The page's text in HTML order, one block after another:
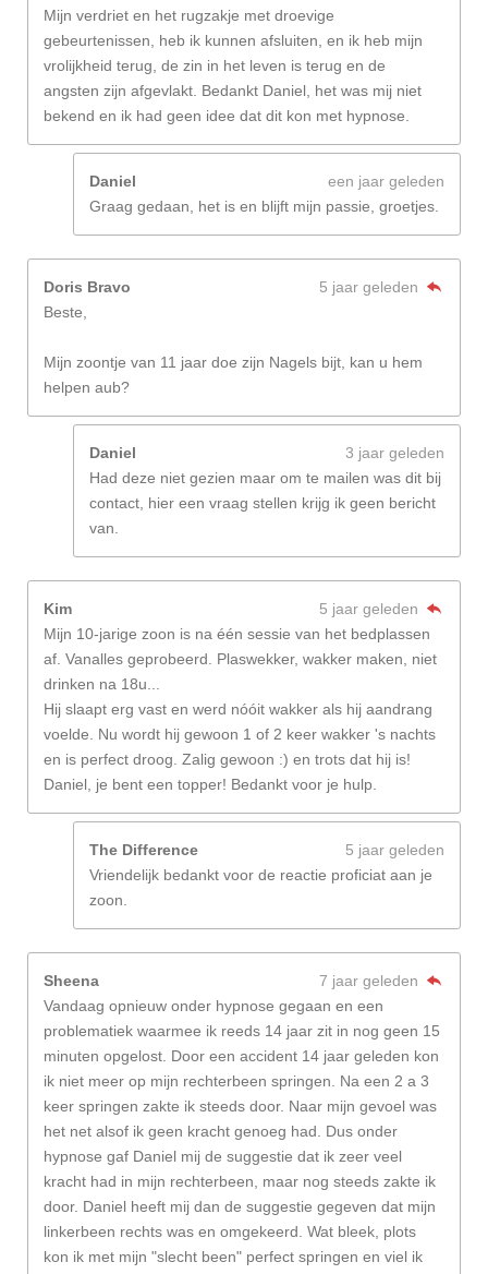
Mijn verdriet en het rugzakje met droevige
gebeurtenissen, heb ik kunnen afsluiten, en ik heb mijn
vrolijkheid terug, de zin in het leven is terug en de
angsten zijn afgevlakt. Bedankt Daniel, het was mij niet
bekend en ik had geen idee dat dit kon met hypnose.
Daniel
een jaar geleden
Graag gedaan, het is en blijft mijn passie, groetjes.
Doris Bravo
5 jaar geleden
Beste,
Mijn zoontje van 11 jaar doe zijn Nagels bijt, kan u hem
helpen aub?
Daniel
3 jaar geleden
Had deze niet gezien maar om te mailen was dit bij
contact, hier een vraag stellen krijg ik geen bericht
van.
Kim
5 jaar geleden
Mijn 10-jarige zoon is na één sessie van het bedplassen
af. Vanalles geprobeerd. Plaswekker, wakker maken, niet
drinken na 18u...
Hij slaapt erg vast en werd nóóit wakker als hij aandrang
voelde. Nu wordt hij gewoon 1 of 2 keer wakker 's nachts
en is perfect droog. Zalig gewoon :) en trots dat hij is!
Daniel, je bent een topper! Bedankt voor je hulp.
The Difference
5 jaar geleden
Vriendelijk bedankt voor de reactie proficiat aan je
zoon.
Sheena
7 jaar geleden
Vandaag opnieuw onder hypnose gegaan en een
problematiek waarmee ik reeds 14 jaar zit in nog geen 15
minuten opgelost. Door een accident 14 jaar geleden kon
ik niet meer op mijn rechterbeen springen. Na een 2 a 3
keer springen zakte ik steeds door. Naar mijn gevoel was
het net alsof ik geen kracht genoeg had. Dus onder
hypnose gaf Daniel mij de suggestie dat ik zeer veel
kracht had in mijn rechterbeen, maar nog steeds zakte ik
door. Daniel heeft mij dan de suggestie gegeven dat mijn
linkerbeen rechts was en omgekeerd. Wat bleek, plots
kon ik met mijn "slecht been" perfect springen en viel ik